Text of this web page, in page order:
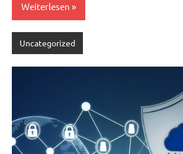
Weiterlesen
Uncategorized